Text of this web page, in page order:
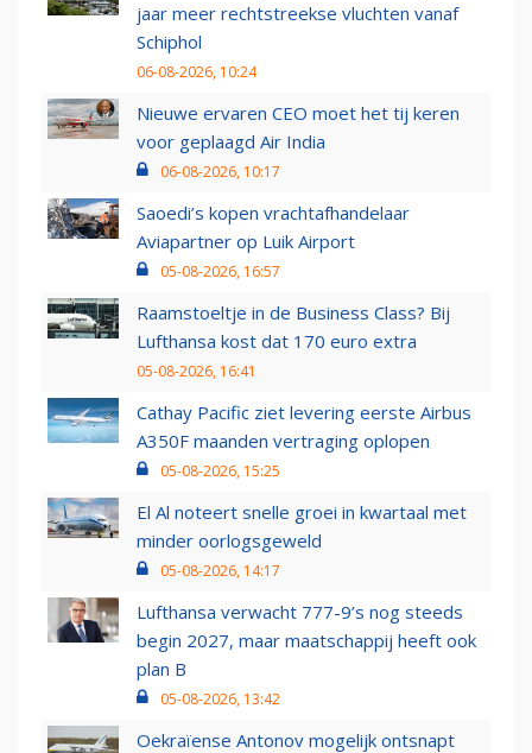
jaar meer rechtstreekse vluchten vanaf
Schiphol
06-08-2026, 10:24
Nieuwe ervaren CEO moet het tij keren
voor geplaagd Air India
06-08-2026, 10:17
Saoedi’s kopen vrachtafhandelaar
Aviapartner op Luik Airport
05-08-2026, 16:57
Raamstoeltje in de Business Class? Bij
Lufthansa kost dat 170 euro extra
05-08-2026, 16:41
Cathay Pacific ziet levering eerste Airbus
A350F maanden vertraging oplopen
05-08-2026, 15:25
El Al noteert snelle groei in kwartaal met
minder oorlogsgeweld
05-08-2026, 14:17
Lufthansa verwacht 777-9’s nog steeds
begin 2027, maar maatschappij heeft ook
plan B
05-08-2026, 13:42
Oekraïense Antonov mogelijk ontsnapt